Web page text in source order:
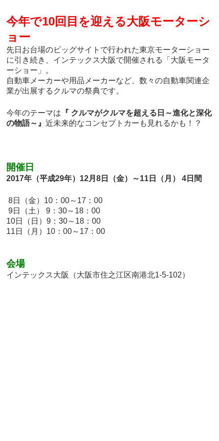
今年で10回目を迎える大阪モーターシ
ョー
先日お台場のビッグサイトで行われた東京モーターショー
に引き続き、インテックス大阪で開催される「大阪モータ
ーショー」。
自動車メーカーや用品メーカーなど、数々の自動車関連企
業が出展するクルマの祭典です。
今年のテーマは 『 クルマがクルマを超える日～進化と深化
の物語～』近未来的なコンセプトカーも見れるかも！？
開催日
2017年（平成29年）12月8日（金）～11日（月） 4日間
8日（金）10：00～17：00
9日（土） 9：30～18：00
10日（日）9：30～18：00
11日（月）10：00～17：00
会場
インテックス大阪（大阪市住之江区南港北1-5-102）